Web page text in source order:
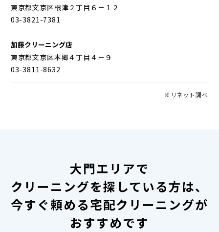
東京都文京区根津２丁目６－１２
03-3821-7381
加藤クリーニング店
東京都文京区本郷４丁目４－９
03-3811-8632
※リネット調べ
大門エリアで
クリーニングを探している方は、
今すぐ頼める宅配クリーニングが
おすすめです